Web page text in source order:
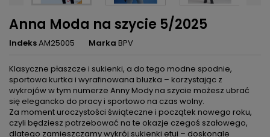
Anna Moda na szycie 5/2025
IndeksAM25005 Marka BPV
Klasyczne płaszcze i sukienki, a do tego modne spodnie,
sportowa kurtka i wyrafinowana bluzka – korzystając z
wykrojów w tym numerze Anny Mody na szycie możesz ubrać
się elegancko do pracy i sportowo na czas wolny.
Za moment uroczystości świąteczne i początek nowego roku,
czyli będziesz potrzebować na te okazje czegoś szałowego,
dlatego zamieszczamy wykrój sukienki etui – doskonale